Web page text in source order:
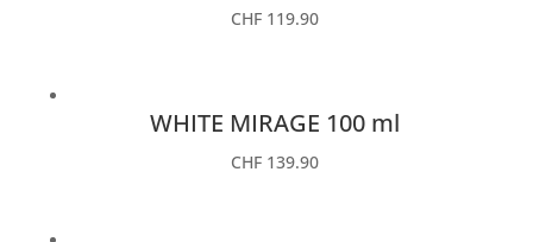
CHF119.90
WHITE MIRAGE 100 ml
CHF139.90